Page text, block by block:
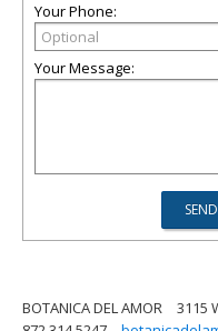
Your Phone:
Your Message:
BOTANICA DEL AMOR 3115